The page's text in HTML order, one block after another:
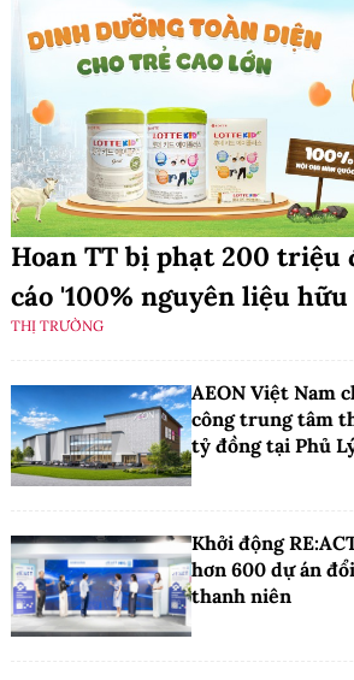
Hoan TT bị phạt 200 triệu
cáo '100% nguyên liệu hữu
THỊ TRƯỜNG
AEON Việt Nam
công trung tâm
tỷ đồng tại Phủ
Khởi động
hơn 600 dự án
thanh niên